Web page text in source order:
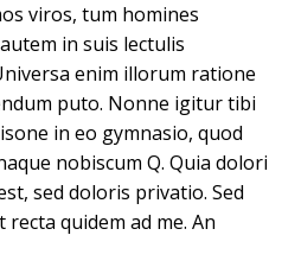
viros, tum homines
in suis lectulis
enim illorum ratione
puto. Nonne igitur tibi
in eo gymnasio, quod
nobiscum Q. Quia dolori
sed doloris privatio. Sed
quidem ad me. An